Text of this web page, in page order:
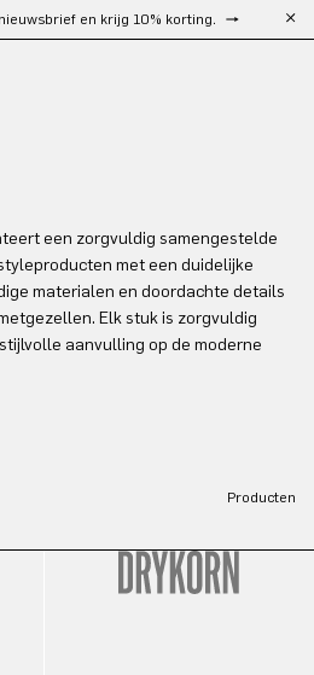
en krijg 10% korting.
een zorgvuldig samengestelde
met een duidelijke
materialen en doordachte details
Elk stuk is zorgvuldig
aanvulling op de moderne
Producten